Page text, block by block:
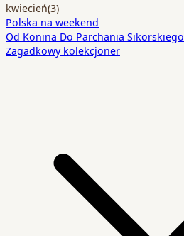
kwiecień(3)
Polska na weekend
Od Konina Do Parchania Sikorskiego
Zagadkowy kolekcjoner